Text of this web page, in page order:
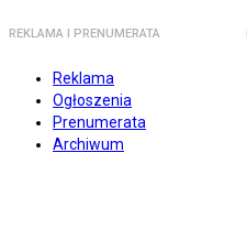
REKLAMA I PRENUMERATA
Reklama
Ogłoszenia
Prenumerata
Archiwum